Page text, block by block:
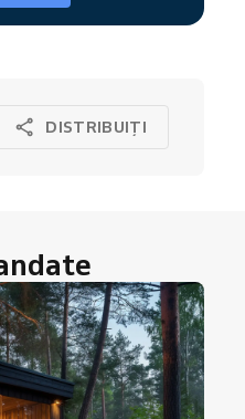
DISTRIBUIȚI